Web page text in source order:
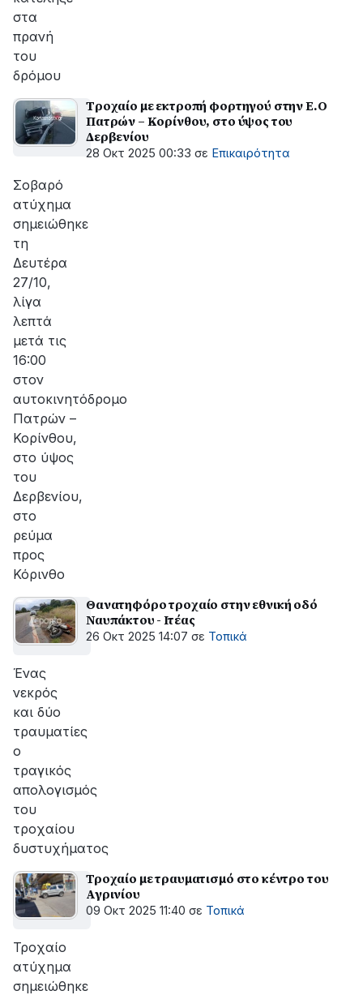
στα
πρανή
του
δρόμου
Tροχαίο με εκτροπή φορτηγού στην Ε.Ο
Πατρών – Κορίνθου, στο ύψος του
Δερβενίου
28 Οκτ 2025 00:33 σε Επικαιρότητα
Σοβαρό
ατύχημα
σημειώθηκε
τη
Δευτέρα
27/10,
λίγα
λεπτά
μετά τις
16:00
στον
αυτοκινητόδρομο
Πατρών –
Κορίνθου,
στο ύψος
του
Δερβενίου,
στο
ρεύμα
προς
Κόρινθο
Θανατηφόρο τροχαίο στην εθνική οδό
Ναυπάκτου - Ιτέας
26 Οκτ 2025 14:07 σε Τοπικά
Ένας
νεκρός
και δύο
τραυματίες
ο
τραγικός
απολογισμός
του
τροχαίου
δυστυχήματος
Τροχαίο με τραυματισμό στο κέντρο του
Αγρινίου
09 Οκτ 2025 11:40 σε Τοπικά
Τροχαίο
ατύχημα
σημειώθηκε